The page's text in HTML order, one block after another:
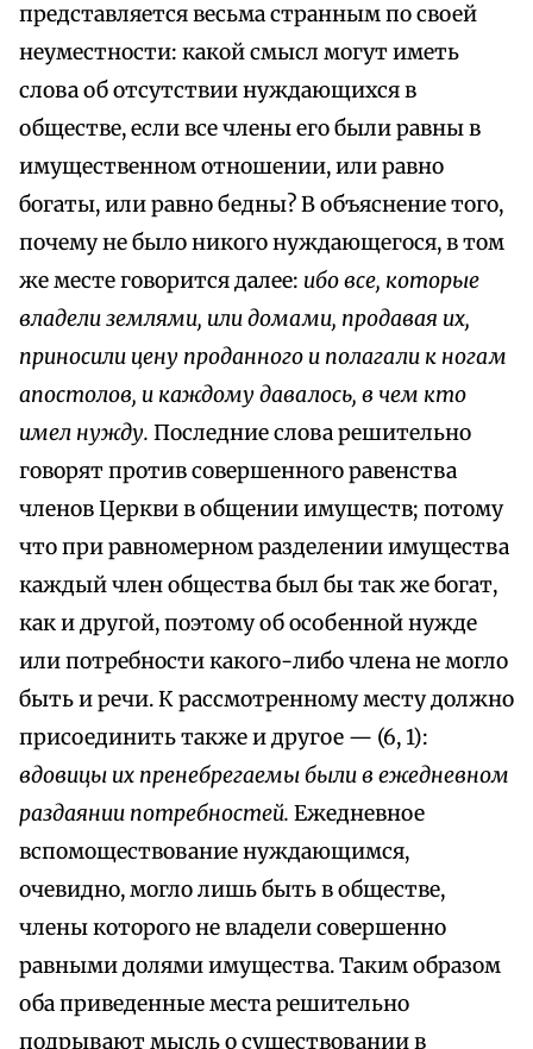
представляется весьма странным по своей
неуместности: какой смысл могут иметь
слова об отсутствии нуждающихся в
обществе, если все члены его были равны в
имущественном отношении, или равно
богаты, или равно бедны? В объяснение того,
почему не было никого нуждающегося, в том
же месте говорится далее: ибо все, которые
владели землями, или домами, продавая их,
приносили цену проданного и полагали к ногам
апостолов, и каждому давалось, в чем кто
имел нужду. Последние слова решительно
говорят против совершенного равенства
членов Церкви в общении имуществ; потому
что при равномерном разделении имущества
каждый член общества был бы так же богат,
как и другой, поэтому об особенной нужде
или потребности какого-либо члена не могло
быть и речи. К рассмотренному месту должно
присоединить также и другое — (6, 1):
вдовицы их пренебрегаемы были в ежедневном
раздаянии потребностей. Ежедневное
вспомоществование нуждающимся,
очевидно, могло лишь быть в обществе,
члены которого не владели совершенно
равными долями имущества. Таким образом
оба приведенные места решительно
подрывают мысль о существовании в